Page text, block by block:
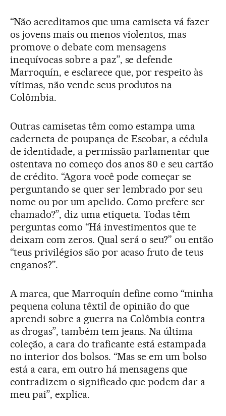
“Não acreditamos que uma camiseta vá fazer
os jovens mais ou menos violentos, mas
promove o debate com mensagens
inequívocas sobre a paz”, se defende
Marroquín, e esclarece que, por respeito às
vítimas, não vende seus produtos na
Colômbia.
Outras camisetas têm como estampa uma
caderneta de poupança de Escobar, a cédula
de identidade, a permissão parlamentar que
ostentava no começo dos anos 80 e seu cartão
de crédito. “Agora você pode começar se
perguntando se quer ser lembrado por seu
nome ou por um apelido. Como prefere ser
chamado?”, diz uma etiqueta. Todas têm
perguntas como “Há investimentos que te
deixam com zeros. Qual será o seu?” ou então
“teus privilégios são por acaso fruto de teus
enganos?”.
A marca, que Marroquín define como “minha
pequena coluna têxtil de opinião do que
aprendi sobre a guerra na Colômbia contra
as drogas”, também tem jeans. Na última
coleção, a cara do traficante está estampada
no interior dos bolsos. “Mas se em um bolso
está a cara, em outro há mensagens que
contradizem o significado que podem dar a
meu pai”, explica.